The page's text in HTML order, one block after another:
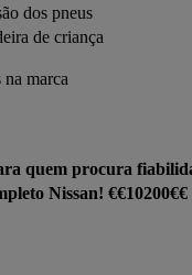
dos pneus
de criança
na marca
quem procura
Nissan! €€10200€€